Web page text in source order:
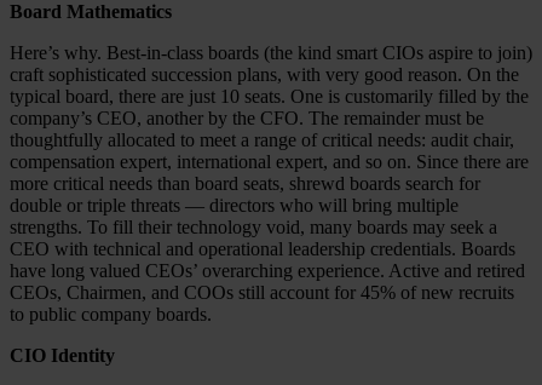
Board Mathematics
Here’s why. Best-in-class boards (the kind smart CIOs aspire to join)
craft sophisticated succession plans, with very good reason. On the
typical board, there are just 10 seats. One is customarily filled by the
company’s CEO, another by the CFO. The remainder must be
thoughtfully allocated to meet a range of critical needs: audit chair,
compensation expert, international expert, and so on. Since there are
more critical needs than board seats, shrewd boards search for
double or triple threats — directors who will bring multiple
strengths. To fill their technology void, many boards may seek a
CEO with technical and operational leadership credentials. Boards
have long valued CEOs’ overarching experience. Active and retired
CEOs, Chairmen, and COOs still account for 45% of new recruits
to public company boards.
CIO Identity